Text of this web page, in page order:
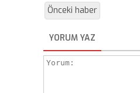
Önceki haber
YORUM YAZ